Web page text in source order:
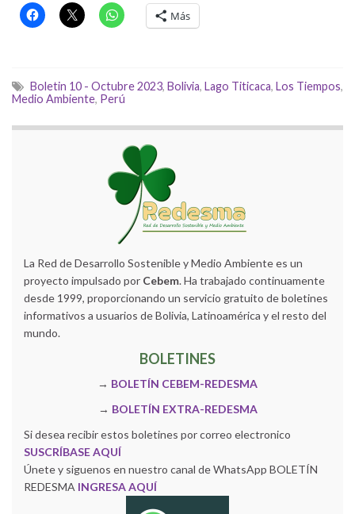
Más
Boletin 10 - Octubre 2023, Bolivia, Lago Titicaca, Los Tiempos,
Medio Ambiente, Perú
La Red de Desarrollo Sostenible y Medio Ambiente es un
proyecto impulsado por Cebem. Ha trabajado continuamente
desde 1999, proporcionando un servicio gratuito de boletines
informativos a usuarios de Bolivia, Latinoamérica y el resto del
mundo.
BOLETINES
→ BOLETÍN CEBEM-REDESMA
→ BOLETÍN EXTRA-REDESMA
Si desea recibir estos boletines por correo electronico
SUSCRÍBASE AQUÍ
Únete y siguenos en nuestro canal de WhatsApp BOLETÍN
REDESMA INGRESA AQUÍ